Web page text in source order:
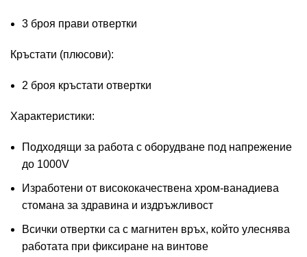
3 броя прави отвертки
Кръстати (плюсови):
2 броя кръстати отвертки
Характеристики:
Подходящи за работа с оборудване под напрежение
до 1000V
Изработени от висококачествена хром-ванадиева
стомана за здравина и издръжливост
Всички отвертки са с магнитен връх, който улеснява
работата при фиксиране на винтове